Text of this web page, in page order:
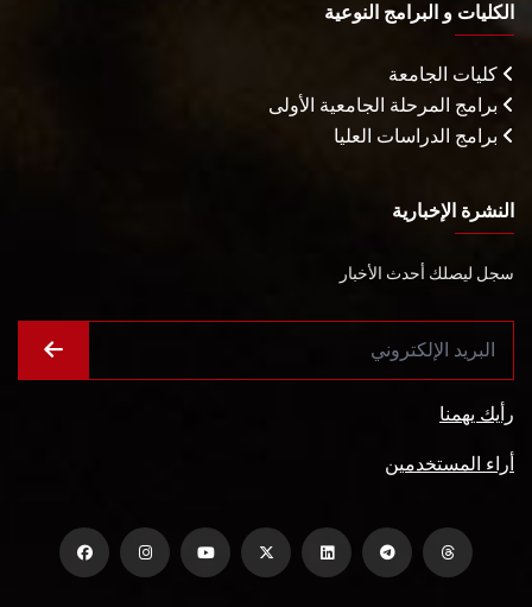
الكليات و البرامج النوعية
كليات الجامعة
برامج المرحلة الجامعية الأولى
برامج الدراسات العليا
النشرة الإخبارية
سجل ليصلك أحدث الأخبار
رأيك يهمنا
أراء المستخدمين